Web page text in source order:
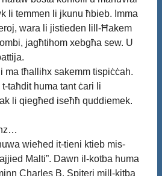
li temmen li jkunu ħbieb. Imma
wara li jistieden lill-Ħakem
jagħtihom xebgħa sew. U
ma tħallihx sakemm tispiċċah.
taħdit huma tant ċari li
li qiegħed iseħħ quddiemek.
wieħed it-tieni ktieb mis-
Malti”. Dawn il-kotba huma
Charles B. Spiteri mill-kitba